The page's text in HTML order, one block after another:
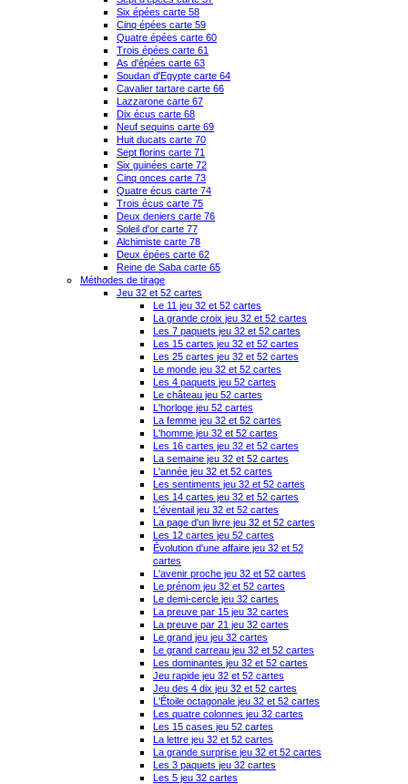
Six épées carte 58
Cinq épées carte 59
Quatre épées carte 60
Trois épées carte 61
As d'épées carte 63
Soudan d'Egypte carte 64
Cavalier tartare carte 66
Lazzarone carte 67
Dix écus carte 68
Neuf sequins carte 69
Huit ducats carte 70
Sept florins carte 71
Six guinées carte 72
Cinq onces carte 73
Quatre écus carte 74
Trois écus carte 75
Deux deniers carte 76
Soleil d'or carte 77
Alchimiste carte 78
Deux épées carte 62
Reine de Saba carte 65
Méthodes de tirage
Jeu 32 et 52 cartes
Le 11 jeu 32 et 52 cartes
La grande croix jeu 32 et 52 cartes
Les 7 paquets jeu 32 et 52 cartes
Les 15 cartes jeu 32 et 52 cartes
Les 25 cartes jeu 32 et 52 cartes
Le monde jeu 32 et 52 cartes
Les 4 paquets jeu 52 cartes
Le château jeu 52 cartes
L'horloge jeu 52 cartes
La femme jeu 32 et 52 cartes
L'homme jeu 32 et 52 cartes
Les 16 cartes jeu 32 et 52 cartes
La semaine jeu 32 et 52 cartes
L'année jeu 32 et 52 cartes
Les sentiments jeu 32 et 52 cartes
Les 14 cartes jeu 32 et 52 cartes
L'éventail jeu 32 et 52 cartes
La page d'un livre jeu 32 et 52 cartes
Les 12 cartes jeu 52 cartes
Évolution d'une affaire jeu 32 et 52
cartes
L'avenir proche jeu 32 et 52 cartes
Le prénom jeu 32 et 52 cartes
Le demi-cercle jeu 32 cartes
La preuve par 15 jeu 32 cartes
La preuve par 21 jeu 32 cartes
Le grand jeu jeu 32 cartes
Le grand carreau jeu 32 et 52 cartes
Les dominantes jeu 32 et 52 cartes
Jeu rapide jeu 32 et 52 cartes
Jeu des 4 dix jeu 32 et 52 cartes
L'Étoile octagonale jeu 32 et 52 cartes
Les quatre colonnes jeu 32 cartes
Les 15 cases jeu 52 cartes
La lettre jeu 32 et 52 cartes
La grande surprise jeu 32 et 52 cartes
Les 3 paquets jeu 32 cartes
Les 5 jeu 32 cartes